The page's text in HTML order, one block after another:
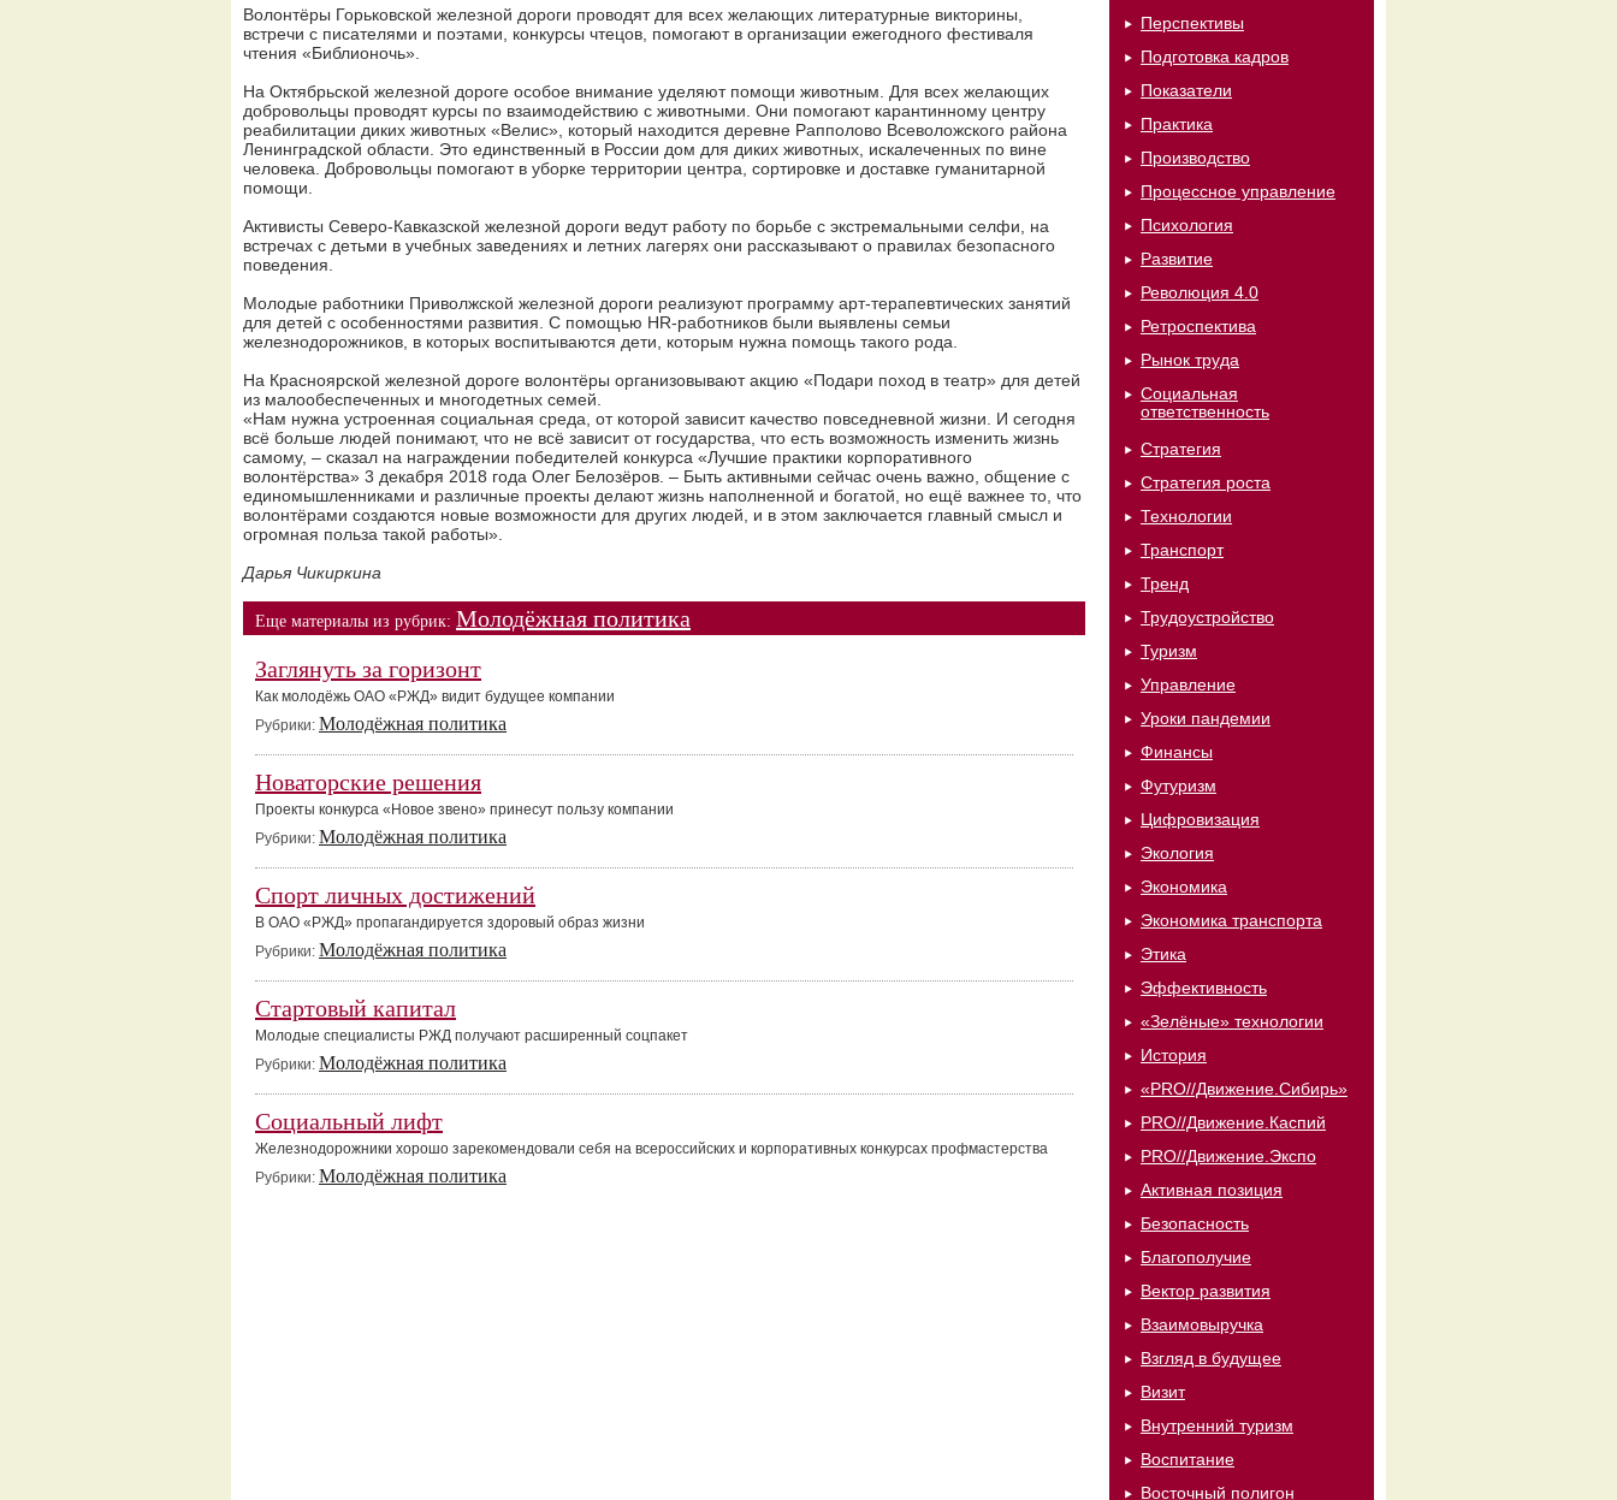
Волонтёры Горьковской железной дороги проводят для всех желающих литературные викторины,
встречи с писателями и поэтами, конкурсы чтецов, помогают в организации ежегодного фестиваля
чтения «Библионочь».
На Октябрьской железной дороге особое внимание уделяют помощи животным. Для всех желающих
добровольцы проводят курсы по взаимодействию с животными. Они помогают карантинному центру
реабилитации диких животных «Велис», который находится деревне Рапполово Всеволожского района
Ленинградской области. Это единственный в России дом для диких животных, искалеченных по вине
человека. Добровольцы помогают в уборке территории центра, сортировке и доставке гуманитарной
помощи.
Активисты Северо-Кавказской железной дороги ведут работу по борьбе с экстремальными селфи, на
встречах с детьми в учебных заведениях и летних лагерях они рассказывают о правилах безопасного
поведения.
Молодые работники Приволжской железной дороги реализуют программу арт-терапевтических занятий
для детей с особенностями развития. С помощью HR-работников были выявлены семьи
железнодорожников, в которых воспитываются дети, которым нужна помощь такого рода.
На Красноярской железной дороге волонтёры организовывают акцию «Подари поход в театр» для детей
из малообеспеченных и многодетных семей.
«Нам нужна устроенная социальная среда, от которой зависит качество повседневной жизни. И сегодня
всё больше людей понимают, что не всё зависит от государства, что есть возможность изменить жизнь
самому, – сказал на награждении победителей конкурса «Лучшие практики корпоративного
волонтёрства» 3 декабря 2018 года Олег Белозёров. – Быть активными сейчас очень важно, общение с
единомышленниками и различные проекты делают жизнь наполненной и богатой, но ещё важнее то, что
волонтёрами создаются новые возможности для других людей, и в этом заключается главный смысл и
огромная польза такой работы».
Дарья Чикиркина
Еще материалы из рубрик: Молодёжная политика
Заглянуть за горизонт
Как молодёжь ОАО «РЖД» видит будущее компании
Рубрики: Молодёжная политика
Новаторские решения
Проекты конкурса «Новое звено» принесут пользу компании
Рубрики: Молодёжная политика
Спорт личных достижений
В ОАО «РЖД» пропагандируется здоровый образ жизни
Рубрики: Молодёжная политика
Стартовый капитал
Молодые специалисты РЖД получают расширенный соцпакет
Рубрики: Молодёжная политика
Социальный лифт
Железнодорожники хорошо зарекомендовали себя на всероссийских и корпоративных конкурсах профмастерства
Рубрики: Молодёжная политика
Перспективы
Подготовка кадров
Показатели
Практика
Производство
Процессное управление
Психология
Развитие
Революция 4.0
Ретроспектива
Рынок труда
Социальная
ответственность
Стратегия
Стратегия роста
Технологии
Транспорт
Тренд
Трудоустройство
Туризм
Управление
Уроки пандемии
Финансы
Футуризм
Цифровизация
Экология
Экономика
Экономика транспорта
Этика
Эффективность
«Зелёные» технологии
История
«PRO//Движение.Сибирь»
PRO//Движение.Каспий
PRO//Движение.Экспо
Активная позиция
Безопасность
Благополучие
Вектор развития
Взаимовыручка
Взгляд в будущее
Визит
Внутренний туризм
Воспитание
Восточный полигон